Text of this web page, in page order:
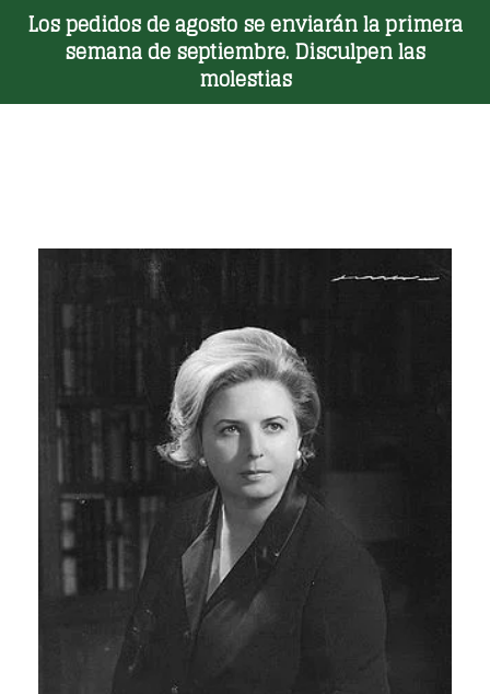
Los pedidos de agosto se enviarán la primera
semana de septiembre. Disculpen las
molestias
Toggle Menu